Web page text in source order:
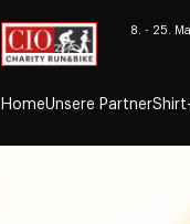
8. - 25.
HomeUnsere Partner